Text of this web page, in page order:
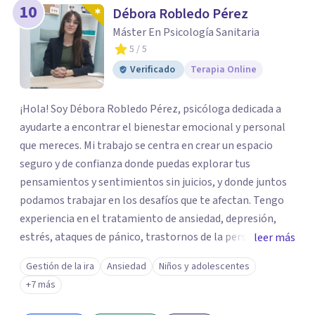
10 Débora Robledo Pérez
Máster En Psicología Sanitaria
5 / 5
Verificado
Terapia Online
¡Hola! Soy Débora Robledo Pérez, psicóloga dedicada a
ayudarte a encontrar el bienestar emocional y personal
que mereces. Mi trabajo se centra en crear un espacio
seguro y de confianza donde puedas explorar tus
pensamientos y sentimientos sin juicios, y donde juntos
podamos trabajar en los desafíos que te afectan. Tengo
experiencia en el tratamiento de ansiedad, depresión,
estrés, ataques de pánico, trastornos de la personalidad y
el trastorno obsesivo-compulsivo (TOC). Mi enfoque
terapéutico se adapta a tus necesidades específicas,
utilizando herramientas y técnicas que te ayuden a
comprender y transformar aquello que te preocupa. Creo
leer más
Gestión de la ira Ansiedad
Niños y adolescentes
+7 más